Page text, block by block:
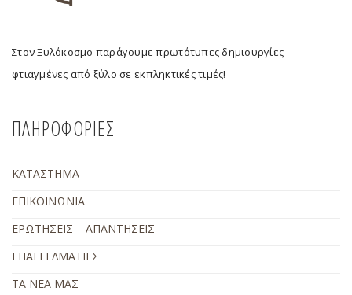
Στον Ξυλόκοσμο παράγουμε πρωτότυπες δημιουργίες
φτιαγμένες από ξύλο σε εκπληκτικές τιμές!
ΠΛΗΡΟΦΟΡΙΕΣ
ΚΑΤΑΣΤΗΜΑ
ΕΠΙΚΟΙΝΩΝΙΑ
ΕΡΩΤΗΣΕΙΣ – ΑΠΑΝΤΗΣΕΙΣ
ΕΠΑΓΓΕΛΜΑΤΙΕΣ
ΤΑ ΝΕΑ ΜΑΣ